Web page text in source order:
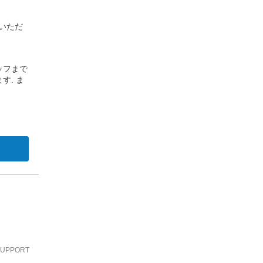
ただ
フまで
. ま